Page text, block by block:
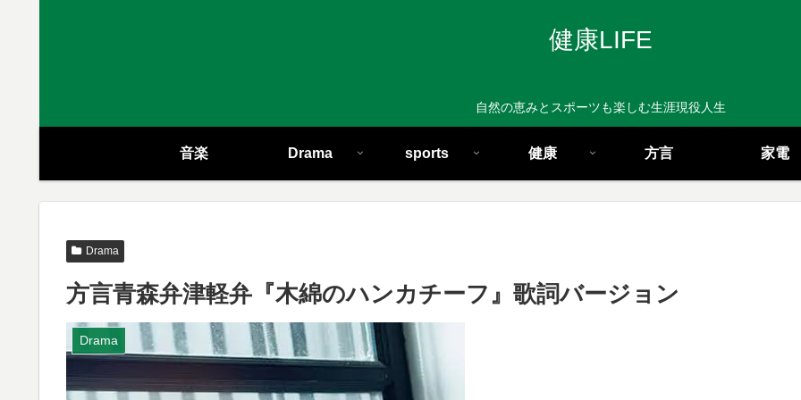
健康LIFE
自然の恵みとスポーツも楽しむ生涯現役人生
音楽 Drama sports 健康 方言 家電
Drama
方言青森弁津軽弁『木綿のハンカチーフ』歌詞バージョン
Drama